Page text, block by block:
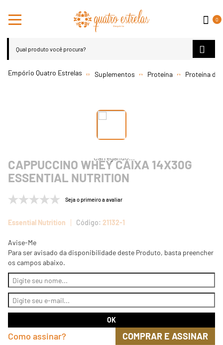
0
Suplementos Proteína Proteína do
CAPPUCCINO WHEY CAIXA 14X30G
ESSENTIAL NUTRITION
Seja o primeiro a avaliar
Essential Nutrition 21132-1
Avise-Me
Para ser avisado da disponibilidade deste Produto, basta preencher
os campos abaixo.
Como assinar? COMPRAR E ASSINAR